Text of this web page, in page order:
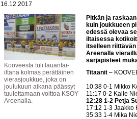
16.12.2017
Kooveesta tuli lauantai-
iltana kolmas perättäinen
vierasjoukkue, joka on
joulukuun aikana päässyt
tuulettamaan voittoa KSOY
Areenalla.
Pitkän ja
kuin joukkueen
edessä olevaa
iltaisessa
itselleen riittävän
Areenalla
sarjapisteet
Titaanit –
10:38 0-1 Mikko
11:17 0-2 Kalle
12:28 1-2 Petja
17:12 1-3 Jaakko
35:33 1-4 Mika